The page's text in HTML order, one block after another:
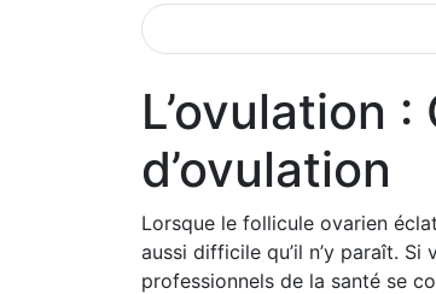
L’ovulation
d’ovulation
Lorsque le follicule ovarien
aussi difficile qu’il n’y paraît.
professionnels de la santé se